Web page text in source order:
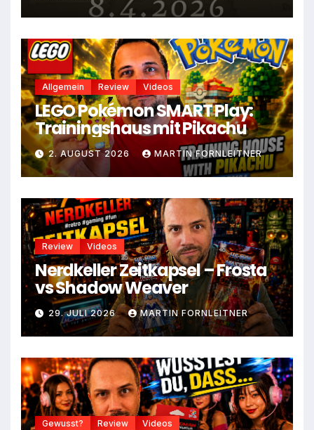
Allgemein Review Videos
LEGO Pokémon SMART Play:
Trainingshaus mit Pikachu
2. AUGUST 2026 MARTIN FORNLEITNER
Review Videos
Nerdkeller Zeitkapsel – Frosta
vs Shadow Weaver
29. JULI 2026 MARTIN FORNLEITNER
Gewusst? Review Videos